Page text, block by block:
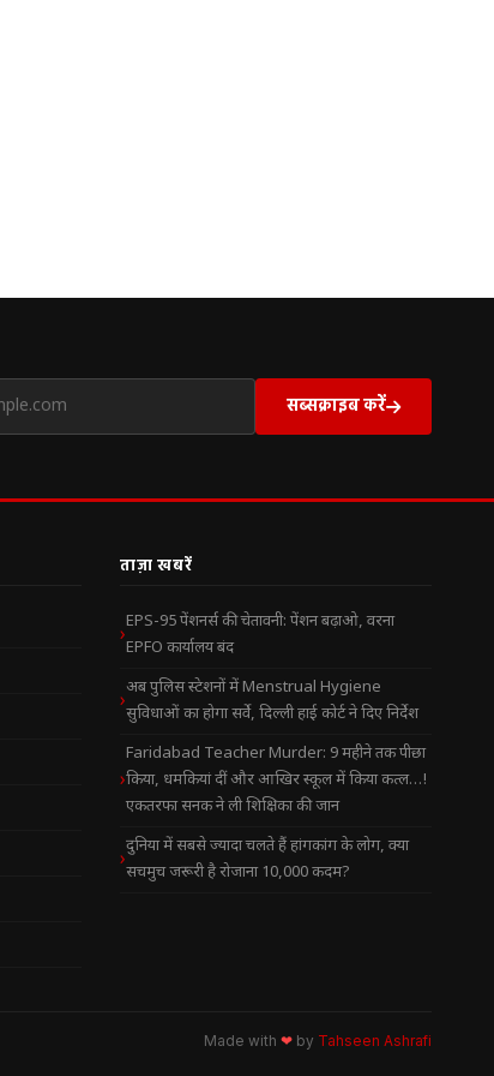
सब्सक्राइब करें
ताज़ा खबरें
EPS-95 पेंशनर्स की चेतावनी: पेंशन बढ़ाओ, वरना
EPFO कार्यालय बंद
अब पुलिस स्टेशनों में Menstrual Hygiene
सुविधाओं का होगा सर्वे, दिल्ली हाई कोर्ट ने दिए निर्देश
Faridabad Teacher Murder: 9 महीने तक पीछा
किया, धमकियां दीं और आखिर स्कूल में किया कत्ल…!
एकतरफा सनक ने ली शिक्षिका की जान
दुनिया में सबसे ज्यादा चलते हैं हांगकांग के लोग, क्या
सचमुच जरूरी है रोजाना 10,000 कदम?
Made with ❤ by Tahseen Ashrafi